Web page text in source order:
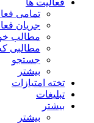
تمامی
جریان
مطالب
مطالبی
جستجو
بیشتر
تخته امتیازات
تبلیغات
بیشتر
بیشتر